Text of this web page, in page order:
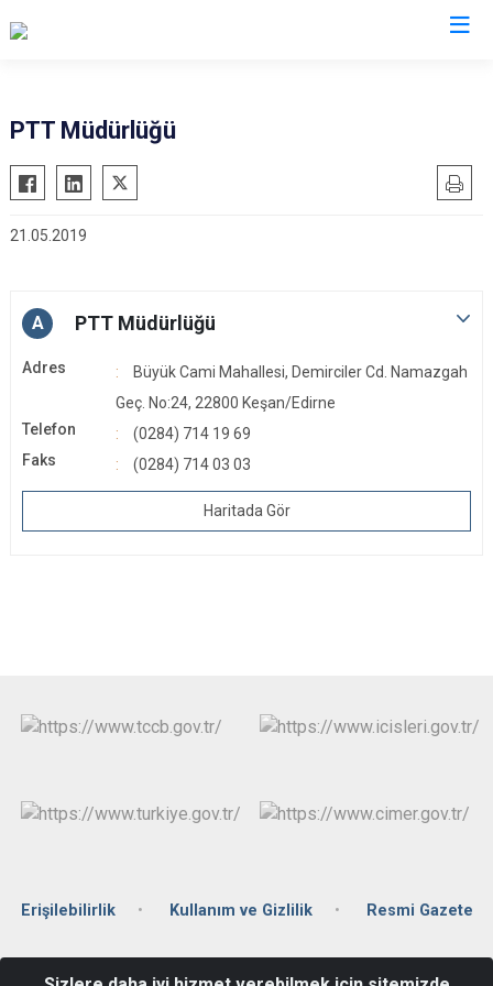
Enez
Havsa
İpsala
Lalapaşa
Meriç
Süloğlu
PTT Müdürlüğü
21.05.2019
A PTT Müdürlüğü
Adres
Büyük Cami Mahallesi, Demirciler Cd. Namazgah
Geç. No:24, 22800 Keşan/Edirne
Telefon
(0284) 714 19 69
Faks
(0284) 714 03 03
Haritada Gör
Erişilebilirlik Kullanım ve Gizlilik Resmi Gazete